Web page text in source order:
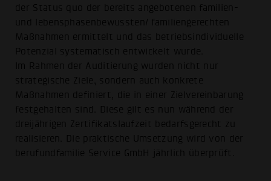
der Status quo der bereits angebotenen familien-
und lebensphasenbewussten/ familiengerechten
Maßnahmen ermittelt und das betriebsindividuelle
Potenzial systematisch entwickelt wurde.
Im Rahmen der Auditierung wurden nicht nur
strategische Ziele, sondern auch konkrete
Maßnahmen definiert, die in einer Zielvereinbarung
festgehalten sind. Diese gilt es nun während der
dreijährigen Zertifikatslaufzeit bedarfsgerecht zu
realisieren. Die praktische Umsetzung wird von der
berufundfamilie Service GmbH jährlich überprüft.